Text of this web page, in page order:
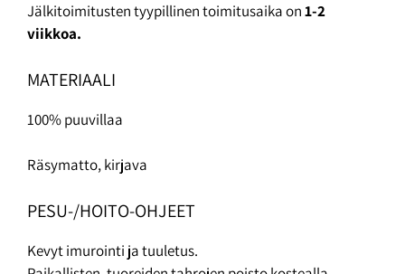
Jälkitoimitusten tyypillinen toimitusaika on1-2
viikkoa.
MATERIAALI
100% puuvillaa
Räsymatto, kirjava
PESU-/HOITO-OHJEET
Kevyt imurointi ja tuuletus.